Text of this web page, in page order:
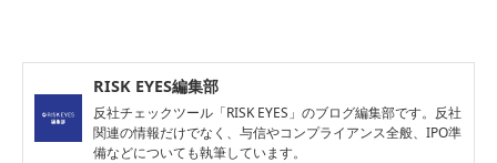
RISK EYES編集部
反社チェックツール「RISK EYES」のブログ編集部です。反社
関連の情報だけでなく、与信やコンプライアンス全般、IPO準
備などについても執筆しています。